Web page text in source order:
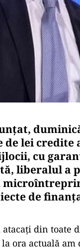
lei credite
cu
liberalul a
de
din toate
ora actuală am